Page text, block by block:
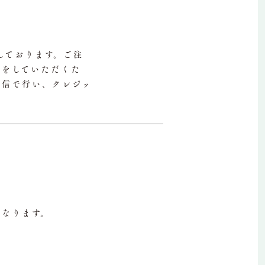
おります。ご注
していただくた
で行い、クレジッ
ります。